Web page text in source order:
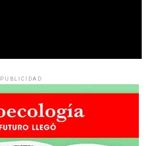
PUBLICIDAD